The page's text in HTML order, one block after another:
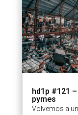
hd1p #121
pymes
Volvemos a